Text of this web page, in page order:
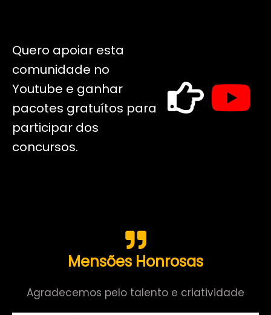
Quero apoiar esta
comunidade no
Youtube e ganhar
pacotes gratuítos para
participar dos
concursos.
Mensões Honrosas
Agradecemos pelo talento e criatividade